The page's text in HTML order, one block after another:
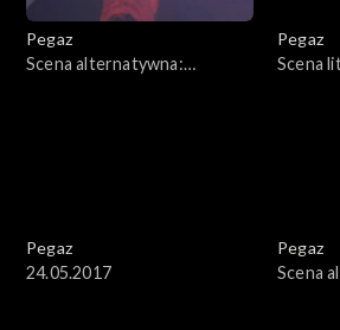
Pegaz
Scena alternatywna:
Pegaz
Scena
Pegaz
24.05.2017
Pegaz
Scena